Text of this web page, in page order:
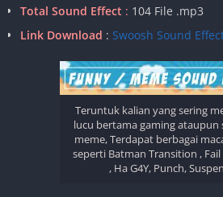
Total Sound Effect : 104 File .mp3
Link Download : Swoosh Sound
Teruntuk kalian yang sering
lucu bertama gaming ataupun
meme, Terdapat berbagai
seperti Batman Transition ,
, Ha G4Y, Punch,